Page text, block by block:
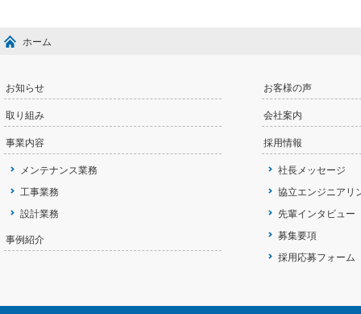
ホーム
お知らせ
取り組み
事業内容
メンテナンス業務
工事業務
設計業務
事例紹介
お客様の声
会社案内
採用情報
社長メッセージ
協立エンジニアリ
先輩インタビュー
募集要項
採用応募フォーム